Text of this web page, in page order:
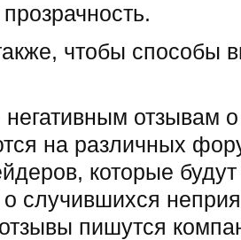
чтобы способы
отзывам
на различных
которые
о случившихся
пишутся